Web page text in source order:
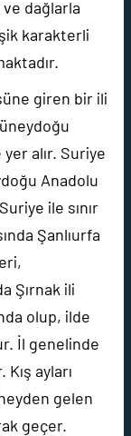
dağlarla
karakterli
giren bir ili
alır. Suriye
Anadolu
ile sınır
Şanlıurfa
Şırnak ili
olup, ilde
İl genelinde
ayları
gelen
geçer.